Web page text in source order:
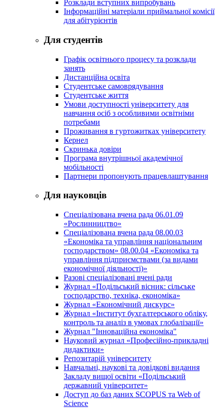
Розклади вступних випробувань
Інформаційні матеріали приймальної комісії
для абітурієнтів
Для студентів
Графік освітнього процесу та розклади
занять
Дистанційна освіта
Студентське самоврядування
Студентське життя
Умови доступності університету для
навчання осіб з особливими освітніми
потребами
Проживання в гуртожитках університету
Кернел
Скринька довіри
Програма внутрішньої академічної
мобільності
Партнери пропонують працевлаштування
Для науковців
Спеціалізована вчена рада 06.01.09
«Рослинництво»
Спеціалізована вчена рада 08.00.03
«Економіка та управління національним
господарством» 08.00.04 «Економіка та
управління підприємствами (за видами
економічної діяльності)»
Разові спеціалізовані вчені ради
Журнал «Подільський вісник: сільське
господарство, техніка, економіка»
Журнал «Економічний дискурс»
Журнал «Інститут бухгалтерського обліку,
контроль та аналіз в умовах глобалізації»
Журнал "Інноваційна економіка"
Науковий журнал «Професійно-прикладні
дидактики»
Репозитарій університету
Навчальні, наукові та довідкові видання
Закладу вищої освіти «Подільський
державний університет»
Доступ до баз даних SCOPUS та Web of
Science